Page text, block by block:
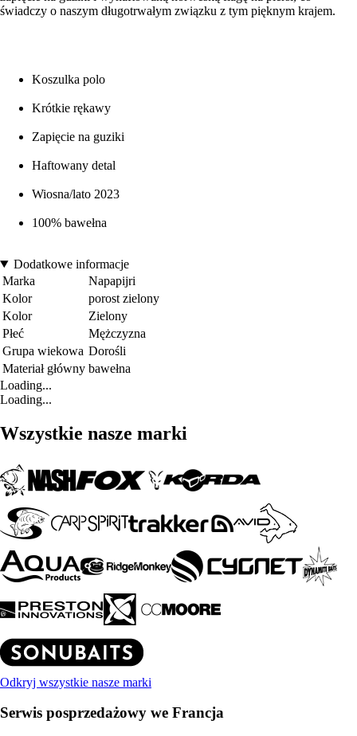
świadczy o naszym długotrwałym związku z tym pięknym krajem.
Koszulka polo
Krótkie rękawy
Zapięcie na guziki
Haftowany detal
Wiosna/lato 2023
100% bawełna
Dodatkowe informacje
Marka
Napapijri
Kolor
porost zielony
Kolor
Zielony
Płeć
Mężczyzna
Grupa wiekowa Dorośli
Materiał główny bawełna
Loading...
Loading...
Wszystkie nasze marki
Odkryj wszystkie nasze marki
Serwis posprzedażowy we Francja